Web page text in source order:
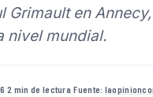
Grimault en
nivel mundial.
·2 min de lectura·Fuente: